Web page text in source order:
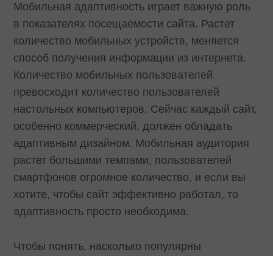
Мобильная адаптивность играет важную роль
в показателях посещаемости сайта. Растет
количество мобильных устройств, меняется
способ получения информации из интернета.
Количество мобильных пользователей
превосходит количество пользователей
настольных компьютеров. Сейчас каждый сайт,
особенно коммерческий, должен обладать
адаптивным дизайном. Мобильная аудитория
растет большими темпами, пользователей
смартфонов огромное количество, и если вы
хотите, чтобы сайт эффективно работал, то
адаптивность просто необходима.
Чтобы понять, насколько популярны